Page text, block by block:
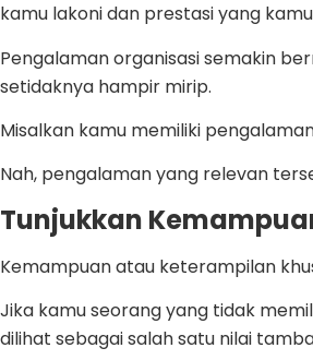
kamu lakoni dan prestasi yang
Pengalaman organisasi semakin
setidaknya hampir mirip.
Misalkan kamu memiliki
Nah, pengalaman yang relevan
Tunjukkan
Kemampuan atau keterampilan
Jika kamu seorang yang tidak
dilihat sebagai salah satu nilai